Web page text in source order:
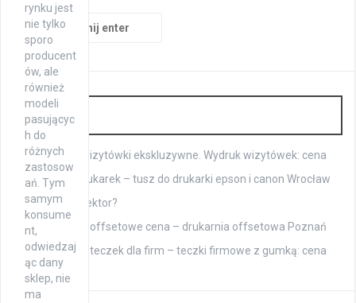
rynku jest
nie tylko
sporo
producent
ów, ale
również
modeli
pasującyc
h do
różnych
zastosow
ań. Tym
samym
konsume
nt,
odwiedzaj
ąc dany
sklep, nie
ma
Szukaj:
Druk
Drukarnia: wizytówki ekskluzywne. Wydruk wizytówek: cena
Tusze do drukarek – tusz do drukarki epson i canon Wrocław
Kim jest korektor?
Drukowanie offsetowe cena – drukarnia offsetowa Poznań
Drukowanie teczek dla firm – teczki firmowe z gumką: cena